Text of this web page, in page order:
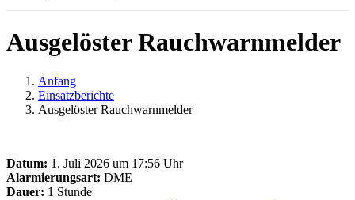
Ausgelöster Rauchwarnmelder
Anfang
Einsatzberichte
Ausgelöster Rauchwarnmelder
Datum: 1. Juli 2026 um 17:56 Uhr
Alarmierungsart: DME
Dauer: 1 Stunde